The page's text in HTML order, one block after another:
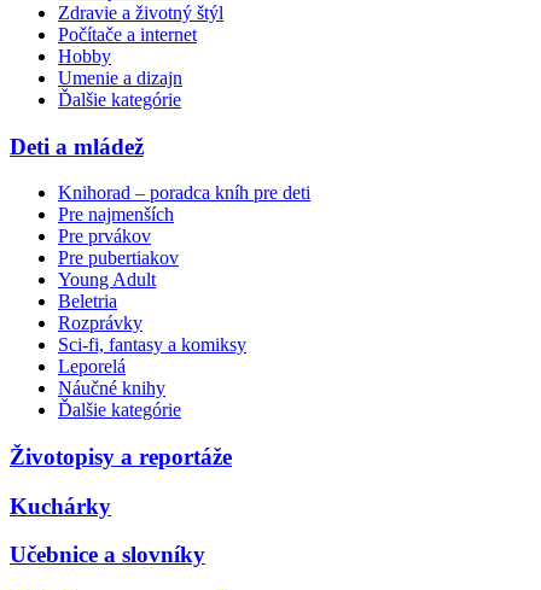
Zdravie a životný štýl
Počítače a internet
Hobby
Umenie a dizajn
Ďalšie kategórie
Deti a mládež
Knihorad – poradca kníh pre deti
Pre najmenších
Pre prvákov
Pre pubertiakov
Young Adult
Beletria
Rozprávky
Sci-fi, fantasy a komiksy
Leporelá
Náučné knihy
Ďalšie kategórie
Životopisy a reportáže
Kuchárky
Učebnice a slovníky